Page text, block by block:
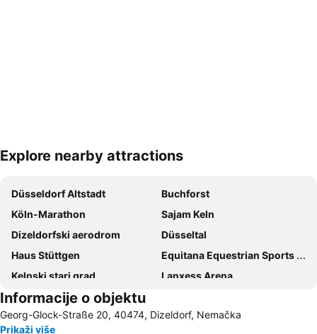
Explore nearby attractions
Düsseldorf Altstadt
Buchforst
Köln-Marathon
Sajam Keln
Dizeldorfski aerodrom
Düsseltal
Haus Stüttgen
Equitana Equestrian Sports World Fair
Kelnski stari grad
Lanxess Arena
Železnička stanica Bohum
Airport Cologne - Bonn
Merkur Spiel-Arena
Informacije o objektu
Georg-Glock-Straße 20, 40474, Dizeldorf, Nemačka
Prikaži više